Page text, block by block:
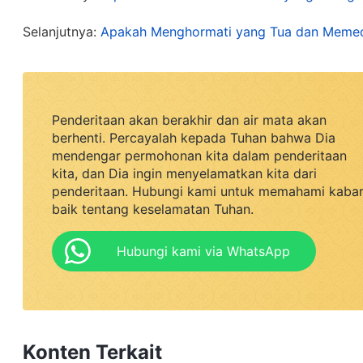
menerapkan kebenaran untuk Tuhan?
perbuatan Iblis? Apakah engkau mampu
kebenaran-Ku? Dapatkah engkau membiarkan
Sudahkah engkau menyerahkan hatimu pada
yang mengikuti kehendak-Ku? Tanyakanlah
seringlah memikirkan tentang hal ini"(Firman,
pada Mulanya, Bab 13")
. Setiap pertanyaan Tuhan
mempertimbangkan beban-Nya dan menjaga
mengungkapkan dan melaporkan orang mana
berhubungan dengan Li Lan dan sangat sangat
mengganggu orang untuk bisa makan dan
Selanjutnya: Apakah Menghormati yang Tua dan
Penderitaan akan berakhir dan air mata akan
berhenti. Percayalah kepada Tuhan bahwa Dia
mendengar permohonan kita dalam penderitaan
kita, dan Dia ingin menyelamatkan kita dari
penderitaan. Hubungi kami untuk memahami kabar
baik tentang keselamatan Tuhan.
Hubungi kami via WhatsApp
Konten Terkait